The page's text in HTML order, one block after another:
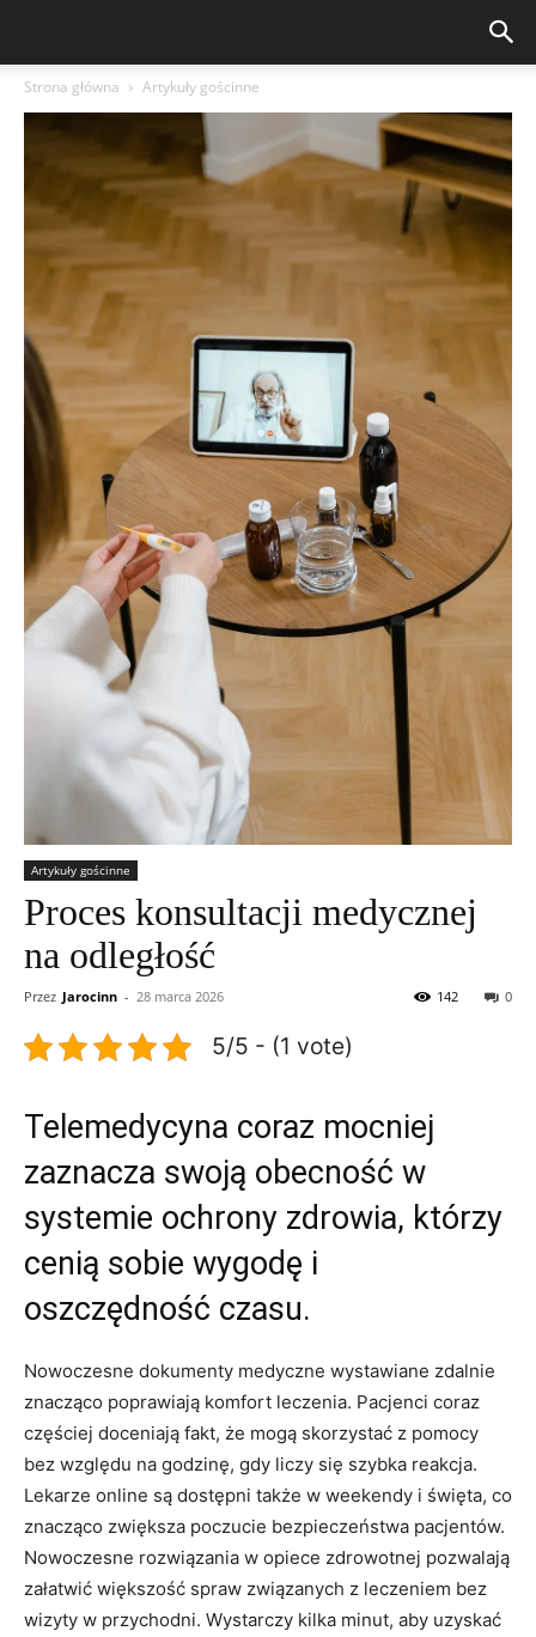
Strona główna Artykuły gościnne
Artykuły gościnne
Proces konsultacji medycznej
na odległość
Przez Jarocinn - 28 marca 2026 0
142
5/5 - (1 vote)
Telemedycyna coraz mocniej
zaznacza swoją obecność w
systemie ochrony zdrowia, którzy
cenią sobie wygodę i
oszczędność czasu.
Nowoczesne dokumenty medyczne wystawiane zdalnie
znacząco poprawiają komfort leczenia. Pacjenci coraz
częściej doceniają fakt, że mogą skorzystać z pomocy
bez względu na godzinę, gdy liczy się szybka reakcja.
Lekarze online są dostępni także w weekendy i święta, co
znacząco zwiększa poczucie bezpieczeństwa pacjentów.
Nowoczesne rozwiązania w opiece zdrowotnej pozwalają
załatwić większość spraw związanych z leczeniem bez
wizyty w przychodni. Wystarczy kilka minut, aby uzyskać